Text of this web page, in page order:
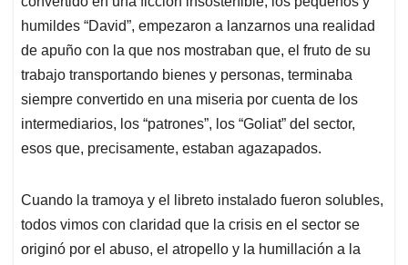
humildes “David”, empezaron a lanzarnos una realidad
de apuño con la que nos mostraban que, el fruto de su
trabajo transportando bienes y personas, terminaba
siempre convertido en una miseria por cuenta de los
intermediarios, los “patrones”, los “Goliat” del sector,
esos que, precisamente, estaban agazapados.
Cuando la tramoya y el libreto instalado fueron solubles,
todos vimos con claridad que la crisis en el sector se
originó por el abuso, el atropello y la humillación a la